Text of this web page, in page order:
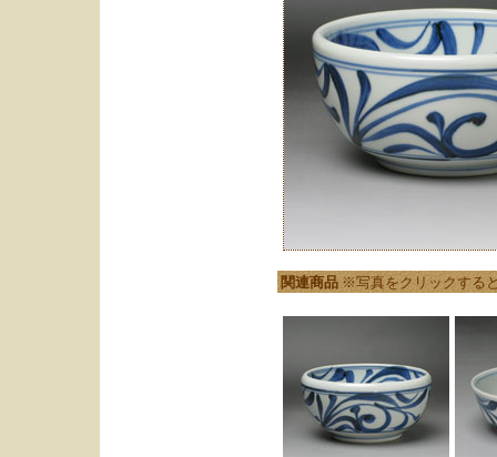
関連商品※写真をクリックする